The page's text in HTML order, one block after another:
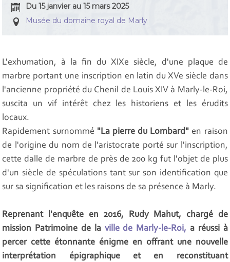
Du 15 janvier au 15 mars 2025
Musée du domaine royal de Marly
L'exhumation, à la fin du XIXe siècle, d'une plaque de
marbre portant une inscription en latin du XVe siècle dans
l'ancienne propriété du Chenil de Louis XIV à Marly-le-Roi,
suscita un vif intérêt chez les historiens et les érudits
locaux.
Rapidement surnommé "La pierre du Lombard" en raison
de l'origine du nom de l'aristocrate porté sur l'inscription,
cette dalle de marbre de près de 200 kg fut l'objet de plus
d'un siècle de spéculations tant sur son identification que
sur sa signification et les raisons de sa présence à Marly.
Reprenant l'enquête en 2016, Rudy Mahut, chargé de
mission Patrimoine de la ville de Marly-le-Roi, a réussi à
percer cette étonnante énigme en offrant une nouvelle
interprétation épigraphique et en reconstituant